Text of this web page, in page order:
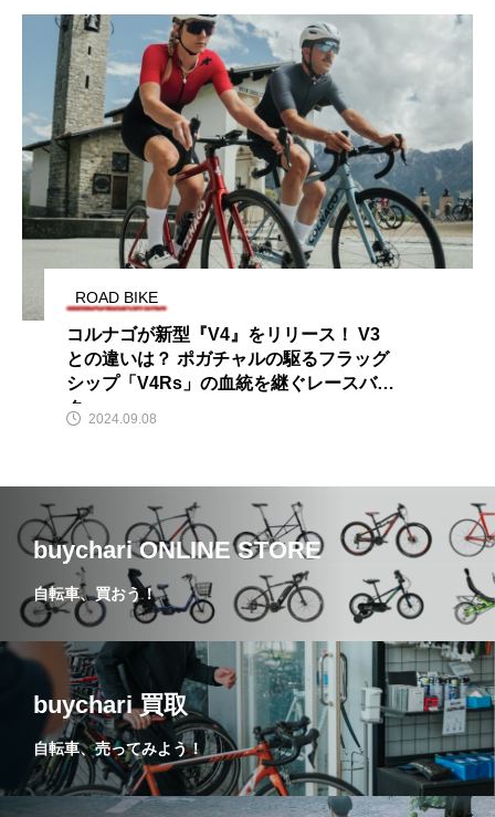
ROAD BIKE
コルナゴが新型『V4』をリリース！ V3
との違いは？ ポガチャルの駆るフラッグ
シップ「V4Rs」の血統を継ぐレースバイ
ク
2024.09.08
buychari ONLINE STORE
自転車、買おう！
buychari 買取
自転車、売ってみよう！